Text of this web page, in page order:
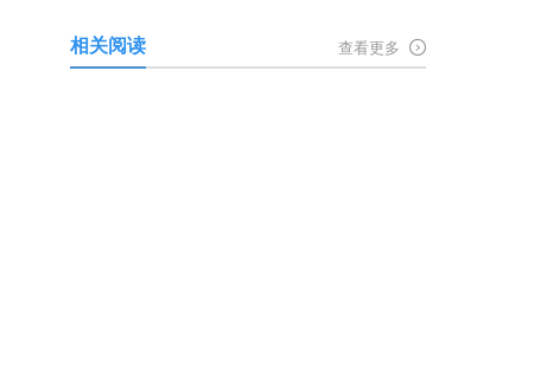
相关阅读 查看更多